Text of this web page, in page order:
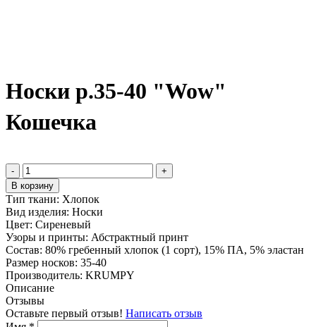
Носки р.35-40 "Wow"
Кошечка
-
+
В корзину
Тип ткани: Хлопок
Вид изделия: Носки
Цвет: Сиреневый
Узоры и принты: Абстрактный принт
Состав: 80% гребенный хлопок (1 сорт), 15% ПА, 5% эластан
Размер носков: 35-40
Производитель: KRUMPY
Описание
Отзывы
Оставьте первый отзыв! Написать отзыв